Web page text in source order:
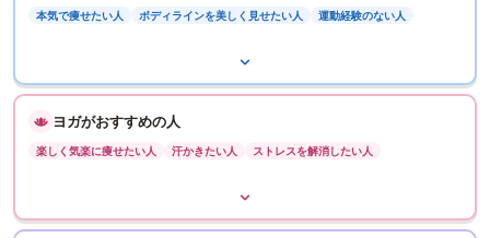
本気で痩せたい人 ボディラインを美しく見せたい人 運動経験のない人
ヨガがおすすめの人
楽しく気楽に痩せたい人 汗かきたい人 ストレスを解消したい人